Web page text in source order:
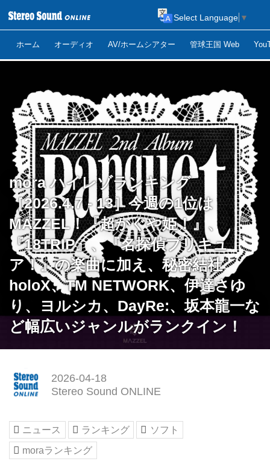
ホーム オーディオ AV/ホームシアター 管球王国 Web
Select Language ▼
mora ハイレゾランキング
［2026.4.7 - 13］今週の1位は
MAZZEL！『超かぐや姫！』、
『18TRIP』、『名探偵プリキュ
ア！』の楽曲に加え、秘密結社
holoX、TM NETWORK、伊達さゆ
り、ヨルシカ、DayRe:、坂本龍一な
ど幅広いジャンルがランクイン！
2026-04-18
Stereo Sound ONLINE
ニュース ランキング
ソフト
moraランキング